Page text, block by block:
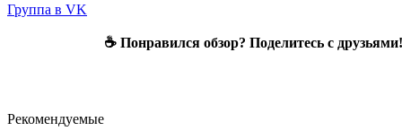
Группа в VK
☕ Понравился обзор? Поделитесь с
Рекомендуемые